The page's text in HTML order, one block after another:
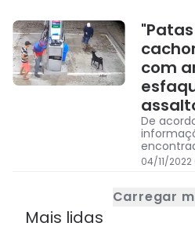
com
De
04/11/2022
Carregar
Mais lidas